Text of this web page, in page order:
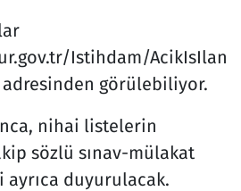
Istihdam/AcikIsIlan
görülebiliyor.
nihai listelerin
sözlü sınav-mülakat
duyurulacak.